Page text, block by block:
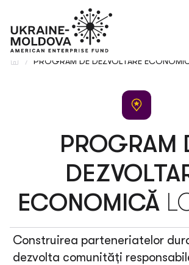
/ PROGRAM DE DEZVOLTARE
PROGRAM
ECONOMICĂ
Construirea parteneriatelor
dezvolta comunități